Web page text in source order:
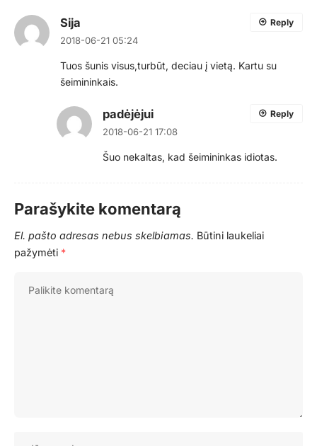
Sija
2018-06-21 05:24
Tuos šunis visus,turbūt, deciau į vietą. Kartu su
šeimininkais.
Reply
padėjėjui
2018-06-21 17:08
Šuo nekaltas, kad šeimininkas idiotas.
Reply
Parašykite komentarą
El. pašto adresas nebus skelbiamas. Būtini laukeliai
pažymėti *